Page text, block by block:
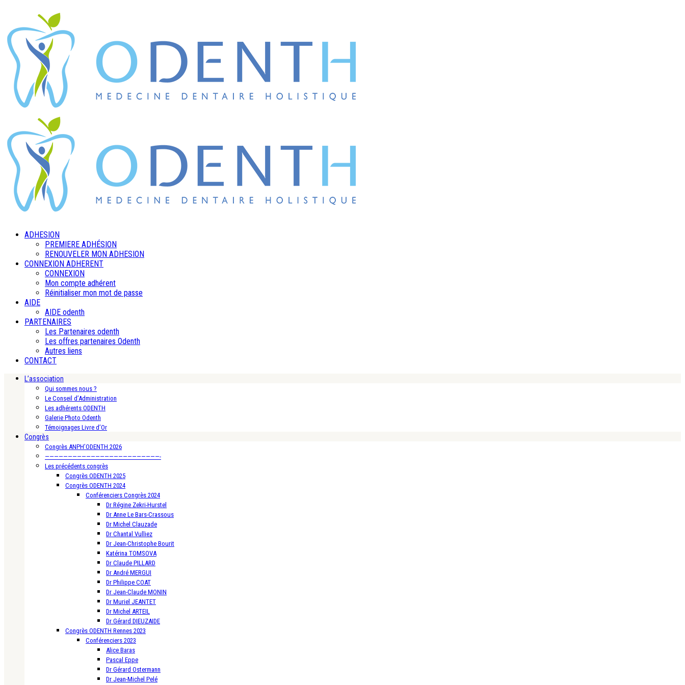
ADHESION
PREMIERE ADHÉSION
RENOUVELER MON ADHESION
CONNEXION ADHERENT
CONNEXION
Mon compte adhérent
Réinitialiser mon mot de passe
AIDE
AIDE odenth
PARTENAIRES
Les Partenaires odenth
Les offres partenaires Odenth
Autres liens
CONTACT
L’association
Qui sommes nous ?
Le Conseil d’Administration
Les adhérents ODENTH
Galerie Photo Odenth
Témoignages Livre d’Or
Congrès
Congrès ANPH’ODENTH 2026
—————————————————————————-
Les précédents congrès
Congrès ODENTH 2025
Congrès ODENTH 2024
Conférenciers Congrès 2024
Dr Régine Zekri-Hurstel
Dr Anne Le Bars-Crassous
Dr Michel Clauzade
Dr Chantal Vulliez
Dr Jean-Christophe Bourit
Katérina TOMSOVA
Dr Claude PILLARD
Dr André MERGUI
Dr Philippe COAT
Dr Jean-Claude MONIN
Dr Muriel JEANTET
Dr Michel ARTEIL
Dr Gérard DIEUZAIDE
Congrès ODENTH Rennes 2023
Conférenciers 2023
Alice Baras
Pascal Eppe
Dr Gérard Ostermann
Dr Jean-Michel Pelé